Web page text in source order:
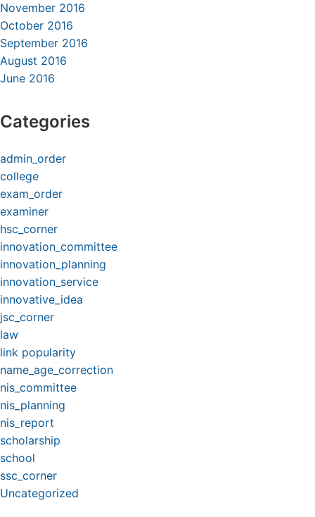
November 2016
October 2016
September 2016
August 2016
June 2016
Categories
admin_order
college
exam_order
examiner
hsc_corner
innovation_committee
innovation_planning
innovation_service
innovative_idea
jsc_corner
law
link popularity
name_age_correction
nis_committee
nis_planning
nis_report
scholarship
school
ssc_corner
Uncategorized